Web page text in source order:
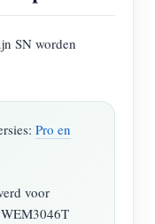
SN worden
Pro en
voor